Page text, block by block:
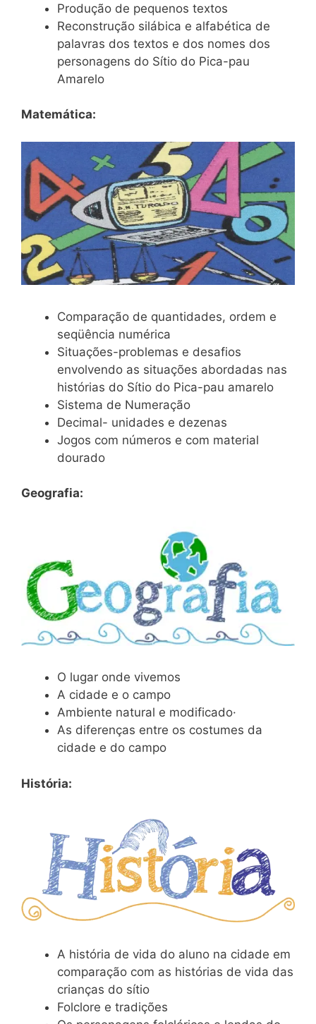
Produção de pequenos textos
Reconstrução silábica e alfabética de
palavras dos textos e dos nomes dos
personagens do Sítio do Pica-pau
Amarelo
Matemática:
Comparação de quantidades, ordem e
seqüência numérica
Situações-problemas e desafios
envolvendo as situações abordadas nas
histórias do Sítio do Pica-pau amarelo
Sistema de Numeração
Decimal- unidades e dezenas
Jogos com números e com material
dourado
Geografia:
O lugar onde vivemos
A cidade e o campo
Ambiente natural e modificado·
As diferenças entre os costumes da
cidade e do campo
História:
A história de vida do aluno na cidade em
comparação com as histórias de vida das
crianças do sítio
Folclore e tradições